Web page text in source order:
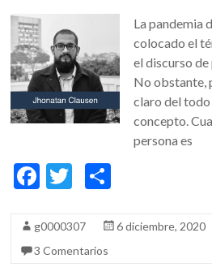
La pandemia
colocado el
el discurso
No obstante,
claro del todo
concepto.
persona es
F
e
b
T
itt
er
m
g0000307 6 diciembre, 2020
3 Comentarios